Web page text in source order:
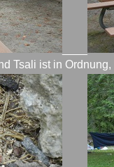
Tsali ist in